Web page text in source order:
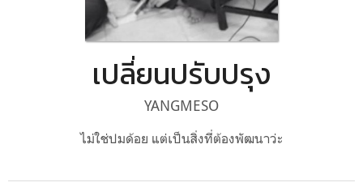
เปลี่ยนปรับปรุง
YANGMESO
ไม่ใช่ปมด้อย แต่เป็นสิ่งที่ต้องพัฒนาว่ะ